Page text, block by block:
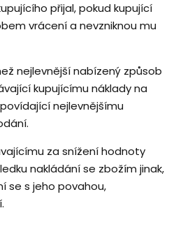
přijal, pokud kupující
vrácení a nevzniknou mu
nejlevnější nabízený způsob
kupujícímu náklady na
nejlevnějšímu
za snížení hodnoty
nakládání se zbožím jinak,
se s jeho povahou,